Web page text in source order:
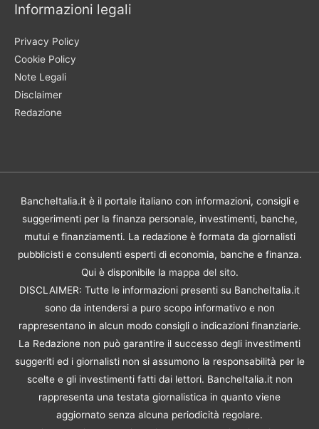
Informazioni legali
Privacy Policy
Cookie Policy
Note Legali
Disclaimer
Redazione
BancheItalia.it è il portale italiano con informazioni, consigli e
suggerimenti per la finanza personale, investimenti, banche,
mutui e finanziamenti. La redazione è formata da giornalisti
pubblicisti e consulenti esperti di economia, banche e finanza.
Qui è disponibile la mappa del sito.
DISCLAIMER: Tutte le informazioni presenti su BancheItalia.it
sono da intendersi a puro scopo informativo e non
rappresentano in alcun modo consigli o indicazioni finanziarie.
La Redazione non può garantire il successo degli investimenti
suggeriti ed i giornalisti non si assumono la responsabilità per le
scelte e gli investimenti fatti dai lettori. BancheItalia.it non
rappresenta una testata giornalistica in quanto viene
aggiornato senza alcuna periodicità regolare.